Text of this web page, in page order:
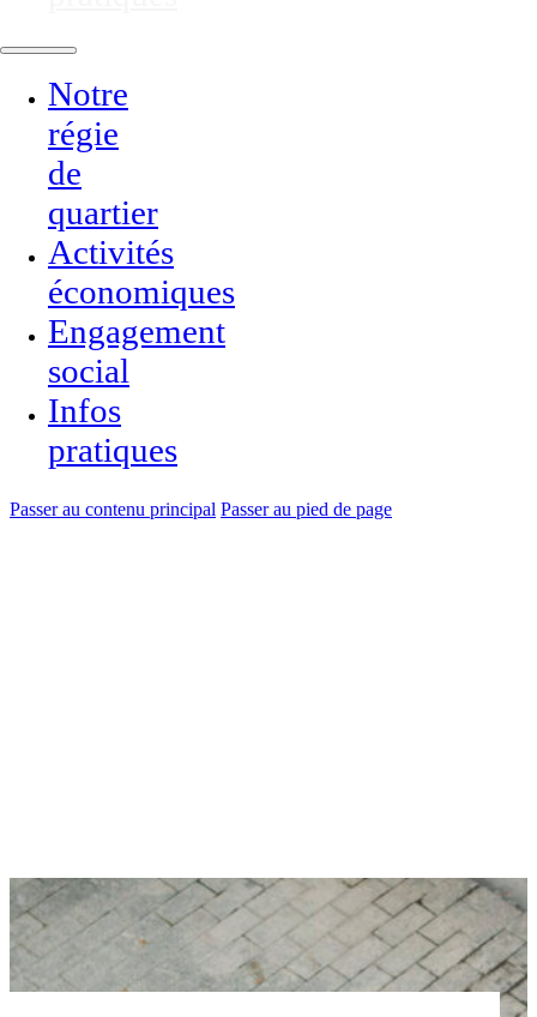
Passer au contenu principal Passer au pied de page
Notre
régie
de
quartier
Activités
économiques
Engagement
social
Infos
pratiques